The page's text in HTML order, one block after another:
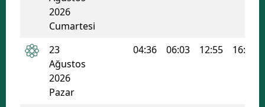
2026
Cumartesi
23
Ağustos
2026
Pazar
04:36 06:03 12:55 16:37